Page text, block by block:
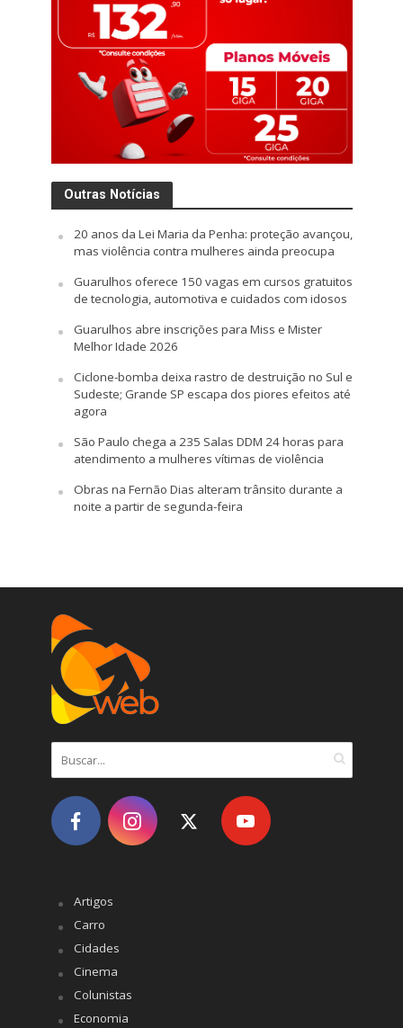
Outras Notícias
20 anos da Lei Maria da Penha: proteção avançou,
mas violência contra mulheres ainda preocupa
Guarulhos oferece 150 vagas em cursos gratuitos
de tecnologia, automotiva e cuidados com idosos
Guarulhos abre inscrições para Miss e Mister
Melhor Idade 2026
Ciclone-bomba deixa rastro de destruição no Sul e
Sudeste; Grande SP escapa dos piores efeitos até
agora
São Paulo chega a 235 Salas DDM 24 horas para
atendimento a mulheres vítimas de violência
Obras na Fernão Dias alteram trânsito durante a
noite a partir de segunda-feira
Artigos
Carro
Cidades
Cinema
Colunistas
Economia